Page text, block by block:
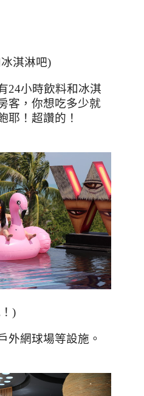
淇淋吧)
24小時飲料和冰淇
客，你想吃多少就
耶！超讚的！
)
外網球場等設施。